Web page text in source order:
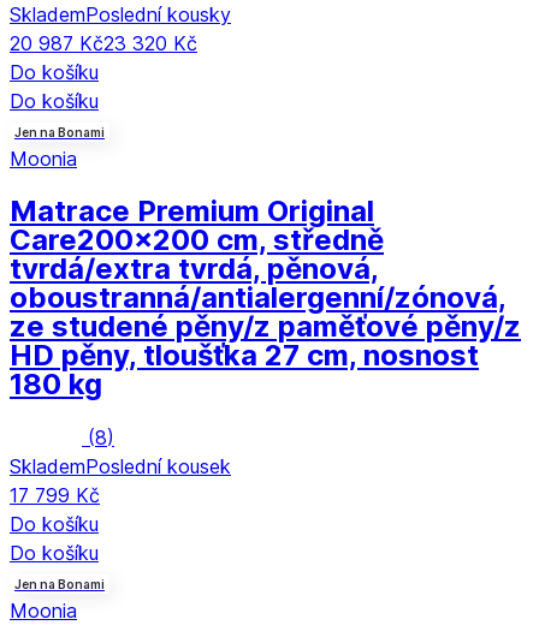
SklademPoslední kousky
20 987 Kč23 320 Kč
Do košíku
Do košíku
Jen na Bonami
Moonia
Matrace Premium Original
Care200x200 cm, středně
tvrdá/extra tvrdá, pěnová,
oboustranná/antialergenní/zónová,
ze studené pěny/z paměťové pěny/z
HD pěny, tloušťka 27 cm, nosnost
180 kg
(8)
SklademPoslední kousek
17 799 Kč
Do košíku
Do košíku
Jen na Bonami
Moonia